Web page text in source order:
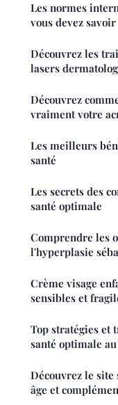
Les normes
vous devez savoir
Découvrez les
lasers
Découvrez
vraiment votre
Les meilleurs
santé
Les secrets des
santé optimale
Comprendre les
l'hyperplasie
Crème visage
sensibles et
Top stratégies et
santé optimale
Découvrez le
âge et